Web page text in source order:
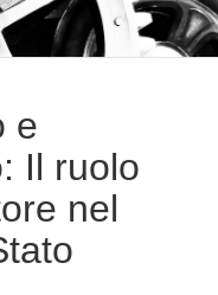
e
Il ruolo
nel